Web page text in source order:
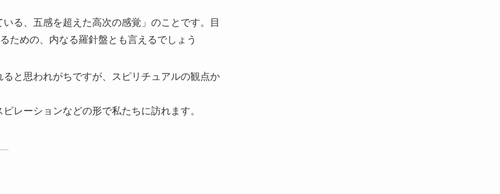
る、五感を超えた高次の感覚」のことです。目
ための、内なる羅針盤とも言えるでしょう
と思われがちですが、スピリチュアルの観点か
レーションなどの形で私たちに訪れます。